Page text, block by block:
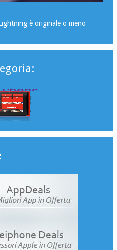
è originale o meno